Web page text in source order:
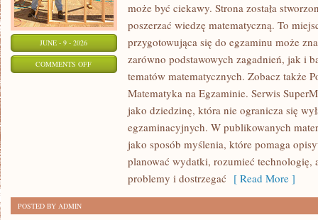
JUNE - 9 - 2026
COMMENTS OFFON
PODSTAWY
MATEMATYKI
może być ciekawy. Strona została
poszerzać wiedzę matematyczną. To
przygotowująca się do egzaminu może
zarówno podstawowych zagadnień, jak i
tematów matematycznych. Zobacz także
Matematyka na Egzaminie. Serwis
jako dziedzinę, która nie ogranicza się
egzaminacyjnych. W publikowanych
jako sposób myślenia, które pomaga
planować wydatki, rozumieć technologię,
problemy i dostrzegać [ Read More ]
POSTED BY ADMIN